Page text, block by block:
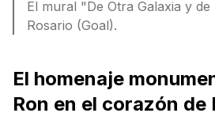
El mural "De Otra Galaxia y de
Rosario (Goal).
El homenaje
Ron en el corazón de